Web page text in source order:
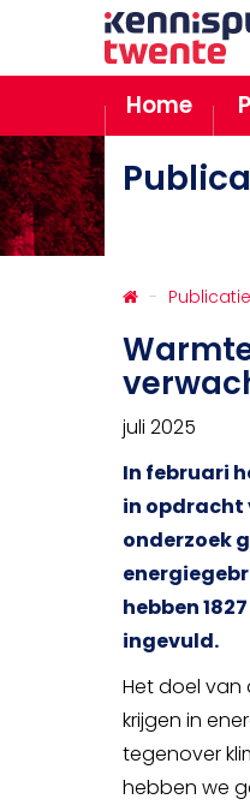
Home
juli 2025
In februari
in opdracht
onderzoek
hebben
ingevuld.
Het doel van
krijgen in
tegenover
hebben we